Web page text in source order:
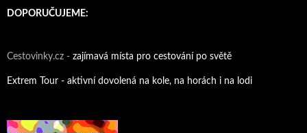
DOPORUČUJEME:
Cestovinky.cz - zajímavá místa pro cestování po světě
Extrem Tour - aktivní dovolená na kole, na horách i na lodi